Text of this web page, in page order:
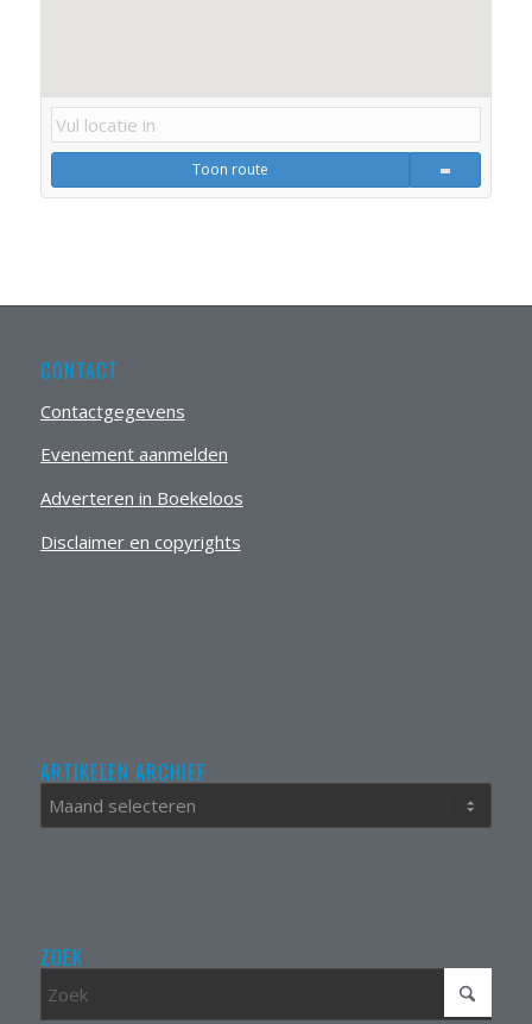
Toon route
CONTACT
Contactgegevens
Evenement aanmelden
Adverteren in Boekeloos
Disclaimer en copyrights
ARTIKELEN ARCHIEF
ZOEK